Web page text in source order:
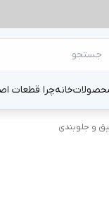
خانهچرا قطعات
و جلوبندی